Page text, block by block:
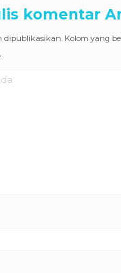
komentar
dipublikasikan. Kolom yang